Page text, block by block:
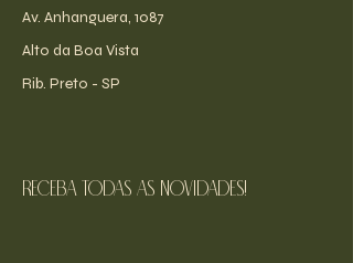
Av. Anhanguera, 1087
Alto da Boa Vista
Rib. Preto - SP
receba todas as novidades!